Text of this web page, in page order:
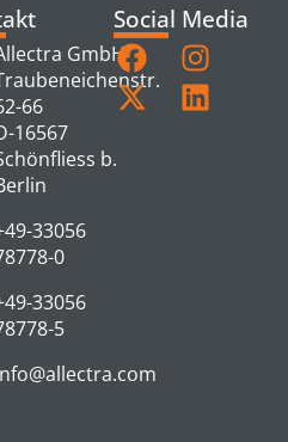
GmbH
66
16567
b.
33056
0
33056
5
Social Media